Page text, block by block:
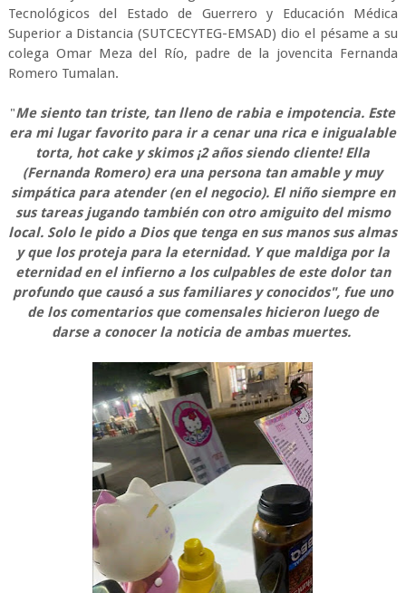
Tecnológicos del Estado de Guerrero y Educación Médica
Superior a Distancia (SUTCECYTEG-EMSAD) dio el pésame a su
colega Omar Meza del Río, padre de la jovencita Fernanda
Romero Tumalan.
"Me siento tan triste, tan lleno de rabia e impotencia. Este
era mi lugar favorito para ir a cenar una rica e inigualable
torta, hot cake y skimos¡2 años siendo cliente! Ella
(Fernanda Romero) era una persona tan amable y muy
simpática para atender (en el negocio). El niño siempre en
sus tareas jugando también con otro amiguito del mismo
local. Solo le pido a Dios que tenga en sus manos sus almas
y que los proteja para la eternidad. Y que maldiga por la
eternidad en el infierno a los culpables de este dolor tan
profundo que causó a sus familiares y conocidos", fue uno
de los comentarios que comensales hicieron luego de
darse a conocer la noticia de ambas muertes.